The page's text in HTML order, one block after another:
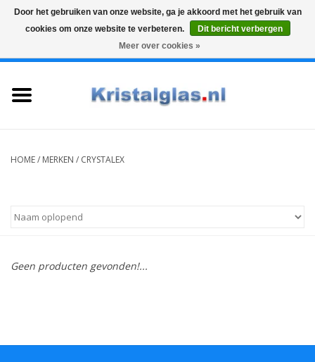
Graveren
Cadeaus
Bar & Wijn
HOME/ MERKEN / CRYSTALEX
Geen producten gevonden!...
Door het gebruiken van onze website, ga je akkoord met het gebruik van
cookies om onze website te verbeteren.
Dit bericht verbergen
Meer over cookies »